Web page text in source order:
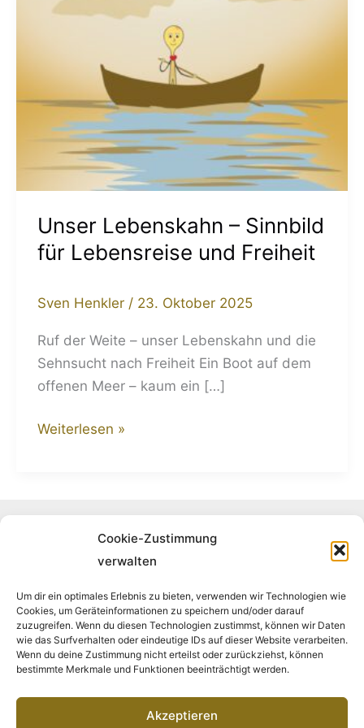
Cookie-Zustimmung
verwalten
Um dir ein optimales Erlebnis zu bieten, verwenden wir Technologien wie
Cookies, um Geräteinformationen zu speichern und/oder darauf
zuzugreifen. Wenn du diesen Technologien zustimmst, können wir Daten
wie das Surfverhalten oder eindeutige IDs auf dieser Website verarbeiten.
Wenn du deine Zustimmung nicht erteilst oder zurückziehst, können
bestimmte Merkmale und Funktionen beeinträchtigt werden.
Akzeptieren
Unser Lebenskahn – Sinnbild
für Lebensreise und Freiheit
Sven Henkler / 23. Oktober 2025
Ruf der Weite – unser Lebenskahn und die
Sehnsucht nach Freiheit Ein Boot auf dem
offenen Meer – kaum ein […]
und
Weiterlesen »
Folge uns auf Facebook